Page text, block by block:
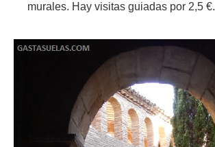
murales. Hay visitas guiadas por 2,5 €.